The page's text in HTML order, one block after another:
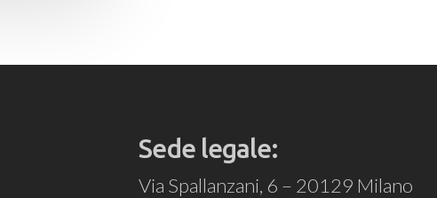
Sede legale:
Via Spallanzani, 6 – 20129 Milano